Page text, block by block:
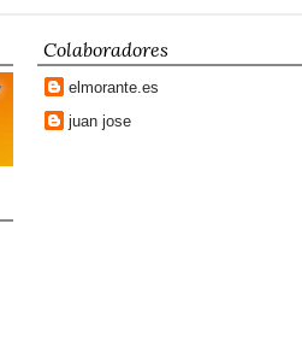
Colaboradores
elmorante.es
juan jose